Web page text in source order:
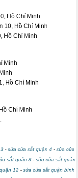
Hồ Chí Minh
10, Hồ Chí Minh
Hồ Chí Minh
Minh
Hồ Chí Minh
Chí Minh
- sửa cửa sắt quận 4 - sửa cửa
sắt quận 8- sửa cửa sắt quận
12 - sửa cửa sắt quận bình